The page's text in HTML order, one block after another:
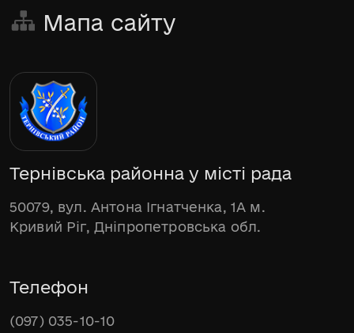
Мапа сайту
Тернівська районна у місті рада
50079, вул. Антона Ігнатченка, 1А м.
Кривий Ріг, Дніпропетровська обл.
Телефон
(097) 035-10-10